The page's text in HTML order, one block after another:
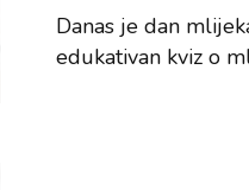
Danas je dan
edukativan kviz o